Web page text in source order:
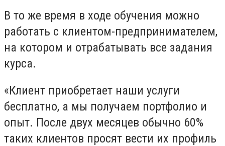
В то же время в ходе обучения можно
работать с клиентом-предпринимателем,
на котором и отрабатывать все задания
курса.
«Клиент приобретает наши услуги
бесплатно, а мы получаем портфолио и
опыт. После двух месяцев обычно 60%
таких клиентов просят вести их профиль